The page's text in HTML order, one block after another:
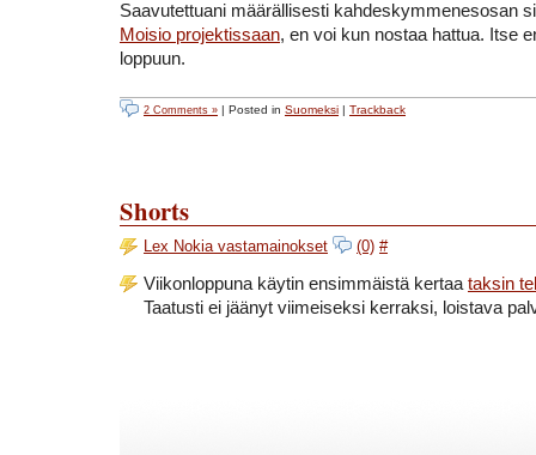
Saavutettuani määrällisesti kahdeskymmenesosan
Moisio projektissaan, en voi kun nostaa hattua. Itse
loppuun.
2 Comments » | Posted in Suomeksi | Trackback
Shorts
Lex Nokia vastamainokset (0) #
Viikonloppuna käytin ensimmäistä kertaa taksin
Taatusti ei jäänyt viimeiseksi kerraksi, loistava